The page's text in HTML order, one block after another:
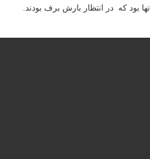
بود که در انتظار بارش برف بودند.